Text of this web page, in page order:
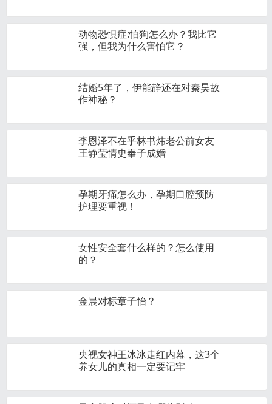
动物恐惧症:怕狗怎么办？我比它
强，但我为什么害怕它？
结婚5年了，伊能静还在对秦昊故
作神秘？
李恩泽不在乎林书炜老公前女友
王静莹情史奉子成婚
孕期牙痛怎么办，孕期口腔预防
护理要重视！
女性安全套什么样的？怎么使用
的？
金晨对标章子怡？
央视女神王冰冰走红内幕，这3个
养女儿的真相一定要记牢